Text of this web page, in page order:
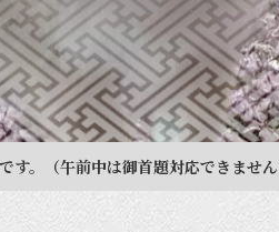
す。（午前中は御首題対応できません